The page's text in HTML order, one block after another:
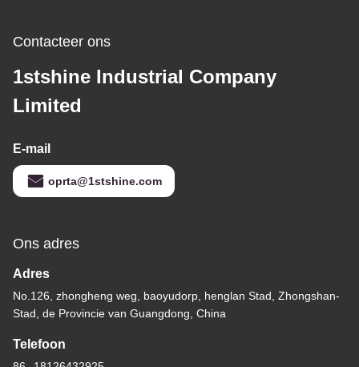
Contacteer ons
1stshine Industrial Company
Limited
E-mail
oprta@1stshine.com
Ons adres
Adres
No.126, zhongheng weg, baoyudorp, henglan Stad, Zhongshan-
Stad, de Provincie van Guangdong, China
Telefoon